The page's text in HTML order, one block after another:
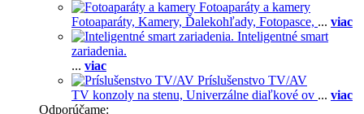
Fotoaparáty a kamery
Fotoaparáty, Kamery, Ďalekohľady, Fotopasce, ... viac
Inteligentné smart
zariadenia.
... viac
Príslušenstvo TV/AV
TV konzoly na stenu, Univerzálne diaľkové ov ... viac
Odporúčame: